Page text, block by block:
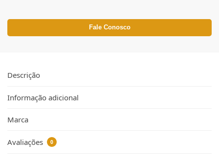
Fale Conosco
Descrição
Informação adicional
Marca
Avaliações 0